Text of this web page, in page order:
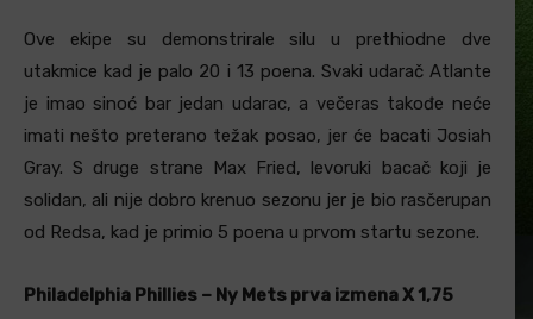
Ove ekipe su demonstrirale silu u prethiodne dve
utakmice kad je palo 20 i 13 poena. Svaki udarač Atlante
je imao sinoć bar jedan udarac, a večeras takođe neće
imati nešto preterano težak posao, jer će bacati Josiah
Gray. S druge strane Max Fried, levoruki bacač koji je
solidan, ali nije dobro krenuo sezonu jer je bio rasčerupan
od Redsa, kad je primio 5 poena u prvom startu sezone.
Philadelphia Phillies – Ny Mets prva izmena X 1,75